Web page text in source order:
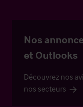
Nos
et Outlooks
Découvrez nos
nos secteurs